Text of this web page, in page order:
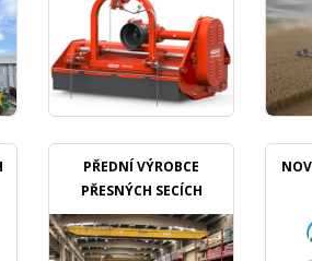
PŘEDNÍ VÝROBCE
PŘESNÝCH SECÍCH
STROJŮ OZDOKEN